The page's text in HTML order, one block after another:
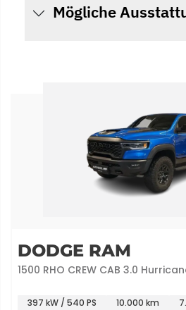
Mögliche
DODGE RAM
1500 RHO CREW CAB 3.0
397 kW / 540 PS 10.000 km